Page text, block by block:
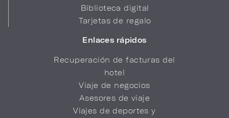
Biblioteca digital
Tarjetas de regalo
Enlaces rápidos
Recuperación de facturas del
hotel
Viaje de negocios
Asesores de viaje
Viajes de deportes y